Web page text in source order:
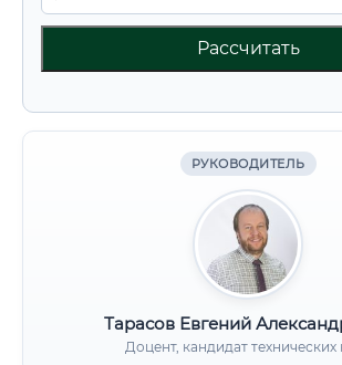
Рассчитать
РУКОВОДИТЕЛЬ
Тарасов Евгений
Доцент, кандидат технических